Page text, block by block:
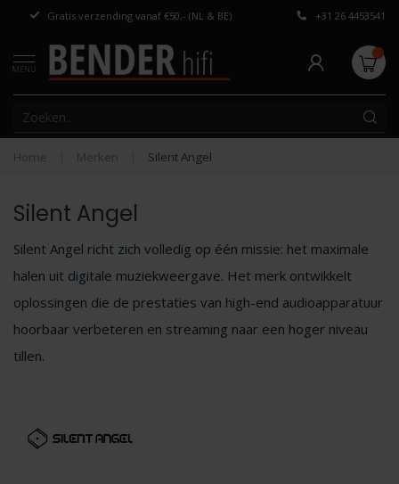
Gratis verzending vanaf €50,- (NL & BE) Persoonlijk
+31 26 4453541
MENU
Home Merken Silent Angel
Silent Angel
Silent Angel richt zich volledig op één missie: het maximale
halen uit digitale muziekweergave. Het merk ontwikkelt
oplossingen die de prestaties van high-end audioapparatuur
hoorbaar verbeteren en streaming naar een hoger niveau
tillen.